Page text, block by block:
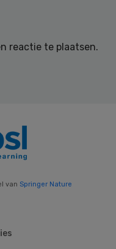
reactie te plaatsen.
van Springer Nature